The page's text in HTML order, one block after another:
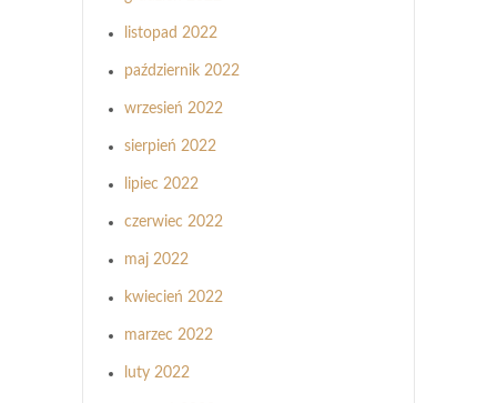
listopad 2022
październik 2022
wrzesień 2022
sierpień 2022
lipiec 2022
czerwiec 2022
maj 2022
kwiecień 2022
marzec 2022
luty 2022